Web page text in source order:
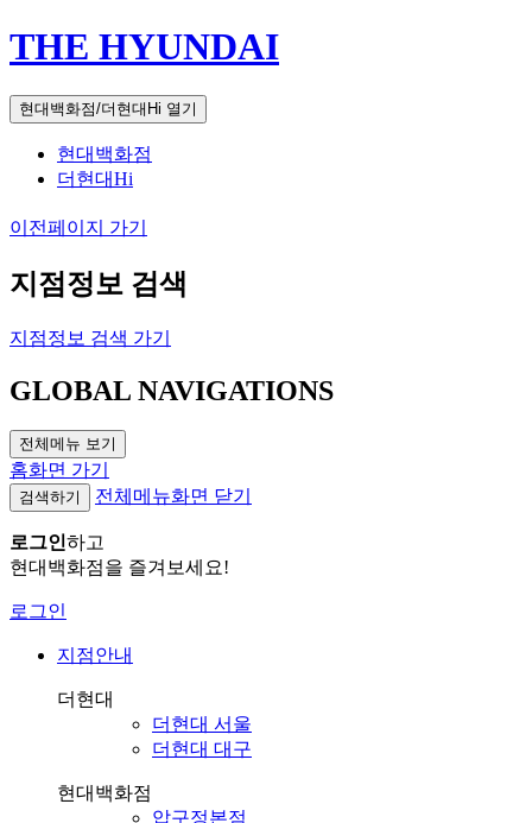
THE HYUNDAI
현대백화점/더현대Hi 열기
현대백화점
더현대Hi
이전페이지 가기
지점정보 검색
지점정보 검색 가기
GLOBAL NAVIGATIONS
전체메뉴 보기
홈화면 가기
검색하기 전체메뉴화면 닫기
로그인하고
현대백화점을 즐겨보세요!
로그인
지점안내
더현대
더현대 서울
더현대 대구
현대백화점
압구정본점